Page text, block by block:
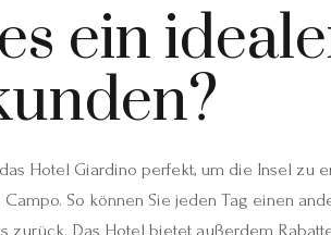
ein
Hotel Giardino perfekt, um die Insel zu
So können Sie jeden Tag einen
zurück. Das Hotel bietet außerdem